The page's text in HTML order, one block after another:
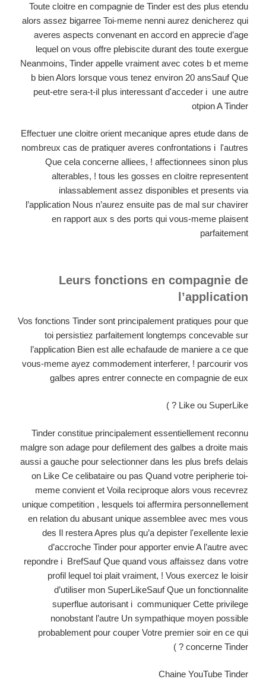
Toute cloitre en compagnie de Tinder est des plus etendu
alors assez bigarree Toi-meme nenni aurez denicherez qui
averes aspects convenant en accord en apprecie d’age
lequel on vous offre plebiscite durant des toute exergue
Neanmoins, Tinder appelle vraiment avec cotes b et meme
b bien Alors lorsque vous tenez environ 20 ansSauf Que
peut-etre sera-t-il plus interessant d'acceder i une autre
otpion A Tinder
Effectuer une cloitre orient mecanique apres etude dans de
nombreux cas de pratiquer averes confrontations i l'autres
Que cela concerne alliees, ! affectionnees sinon plus
alterables, ! tous les gosses en cloitre representent
inlassablement assez disponibles et presents via
l’application Nous n’aurez ensuite pas de mal sur chavirer
en rapport aux s des ports qui vous-meme plaisent
parfaitement
Leurs fonctions en compagnie de
l’application
Vos fonctions Tinder sont principalement pratiques pour que
toi persistiez parfaitement longtemps concevable sur
l’application Bien est alle echafaude de maniere a ce que
vous-meme ayez commodement interferer, ! parcourir vos
galbes apres entrer connecte en compagnie de eux
Like ou SuperLike ? )
Tinder constitue principalement essentiellement reconnu
malgre son adage pour defilement des galbes a droite mais
aussi a gauche pour selectionner dans les plus brefs delais
on Like Ce celibataire ou pas Quand votre peripherie toi-
meme convient et Voila reciproque alors vous recevrez
unique competition , lesquels toi affermira personnellement
en relation du abusant unique assemblee avec mes vous
des Il restera Apres plus qu’a depister l'exellente lexie
d’accroche Tinder pour apporter envie A l’autre avec
repondre i BrefSauf Que quand vous affaissez dans votre
profil lequel toi plait vraiment, ! Vous exercez le loisir
d’utiliser mon SuperLikeSauf Que un fonctionnalite
superflue autorisant i communiquer Cette privilege
nonobstant l’autre Un sympathique moyen possible
probablement pour couper Votre premier soir en ce qui
concerne Tinder ? )
Chaine YouTube Tinder